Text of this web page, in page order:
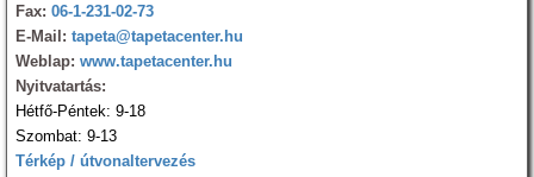
Fax: 06-1-231-02-73
E-Mail: tapeta@tapetacenter.hu
Weblap: www.tapetacenter.hu
Nyitvatartás:
Hétfő-Péntek: 9-18
Szombat: 9-13
Térkép / útvonaltervezés